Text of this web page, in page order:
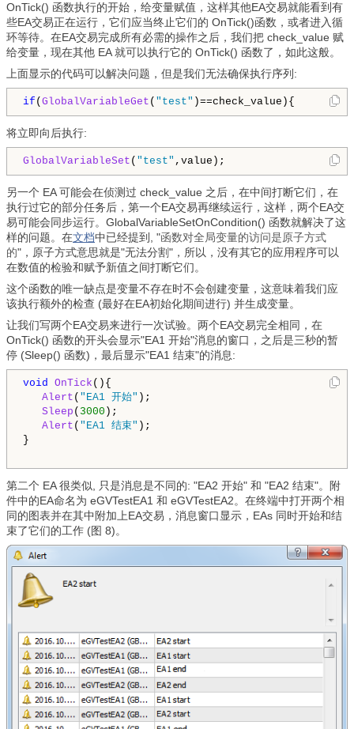
OnTick() 函数执行的开始，给变量赋值，这样其他EA交易就能看到有
些EA交易正在运行，它们应当终止它们的 OnTick()函数，或者进入循
环等待。在EA交易完成所有必需的操作之后，我们把 check_value 赋
给变量，现在其他 EA 就可以执行它的 OnTick() 函数了，如此这般。
上面显示的代码可以解决问题，但是我们无法确保执行序列:
if ( GlobalVariableGet ( "test" )==check_value){
将立即向后执行:
GlobalVariableSet ( "test" ,value);
另一个 EA 可能会在侦测过 check_value 之后，在中间打断它们，在
执行过它的部分任务后，第一个EA交易再继续运行，这样，两个EA交
易可能会同步运行。GlobalVariableSetOnCondition() 函数就解决了这
样的问题。在文档中已经提到, "函数对全局变量的访问是原子方式
的"，原子方式意思就是"无法分割"，所以，没有其它的应用程序可以
在数值的检验和赋予新值之间打断它们。
这个函数的唯一缺点是变量不存在时不会创建变量，这意味着我们应
该执行额外的检查 (最好在EA初始化期间进行) 并生成变量。
让我们写两个EA交易来进行一次试验。两个EA交易完全相同，在
OnTick() 函数的开头会显示"EA1 开始"消息的窗口，之后是三秒的暂
停 (Sleep() 函数)，最后显示"EA1 结束"的消息:
void OnTick (){
Alert ( "EA1 开始" );
Sleep ( 3000 );
Alert ( "EA1 结束" );
}
第二个 EA 很类似, 只是消息是不同的: "EA2 开始" 和 "EA2 结束"。附
件中的EA命名为 eGVTestEA1 和 eGVTestEA2。在终端中打开两个相
同的图表并在其中附加上EA交易，消息窗口显示，EAs 同时开始和结
束了它们的工作 (图 8)。